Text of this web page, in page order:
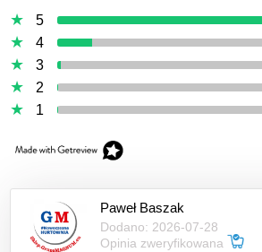
5
4
3
2
1
Paweł Baszak
Dodano: 2026-07-28
Opinia zweryfikowana